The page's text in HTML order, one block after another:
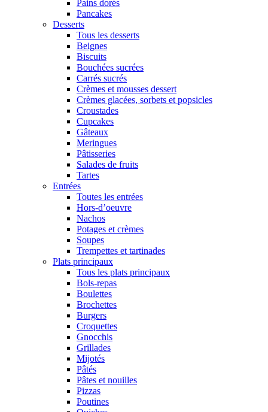
Pains dorés
Pancakes
Desserts
Tous les desserts
Beignes
Biscuits
Bouchées sucrées
Carrés sucrés
Crèmes et mousses dessert
Crèmes glacées, sorbets et popsicles
Croustades
Cupcakes
Gâteaux
Meringues
Pâtisseries
Salades de fruits
Tartes
Entrées
Toutes les entrées
Hors-d’oeuvre
Nachos
Potages et crèmes
Soupes
Trempettes et tartinades
Plats principaux
Tous les plats principaux
Bols-repas
Boulettes
Brochettes
Burgers
Croquettes
Gnocchis
Grillades
Mijotés
Pâtés
Pâtes et nouilles
Pizzas
Poutines